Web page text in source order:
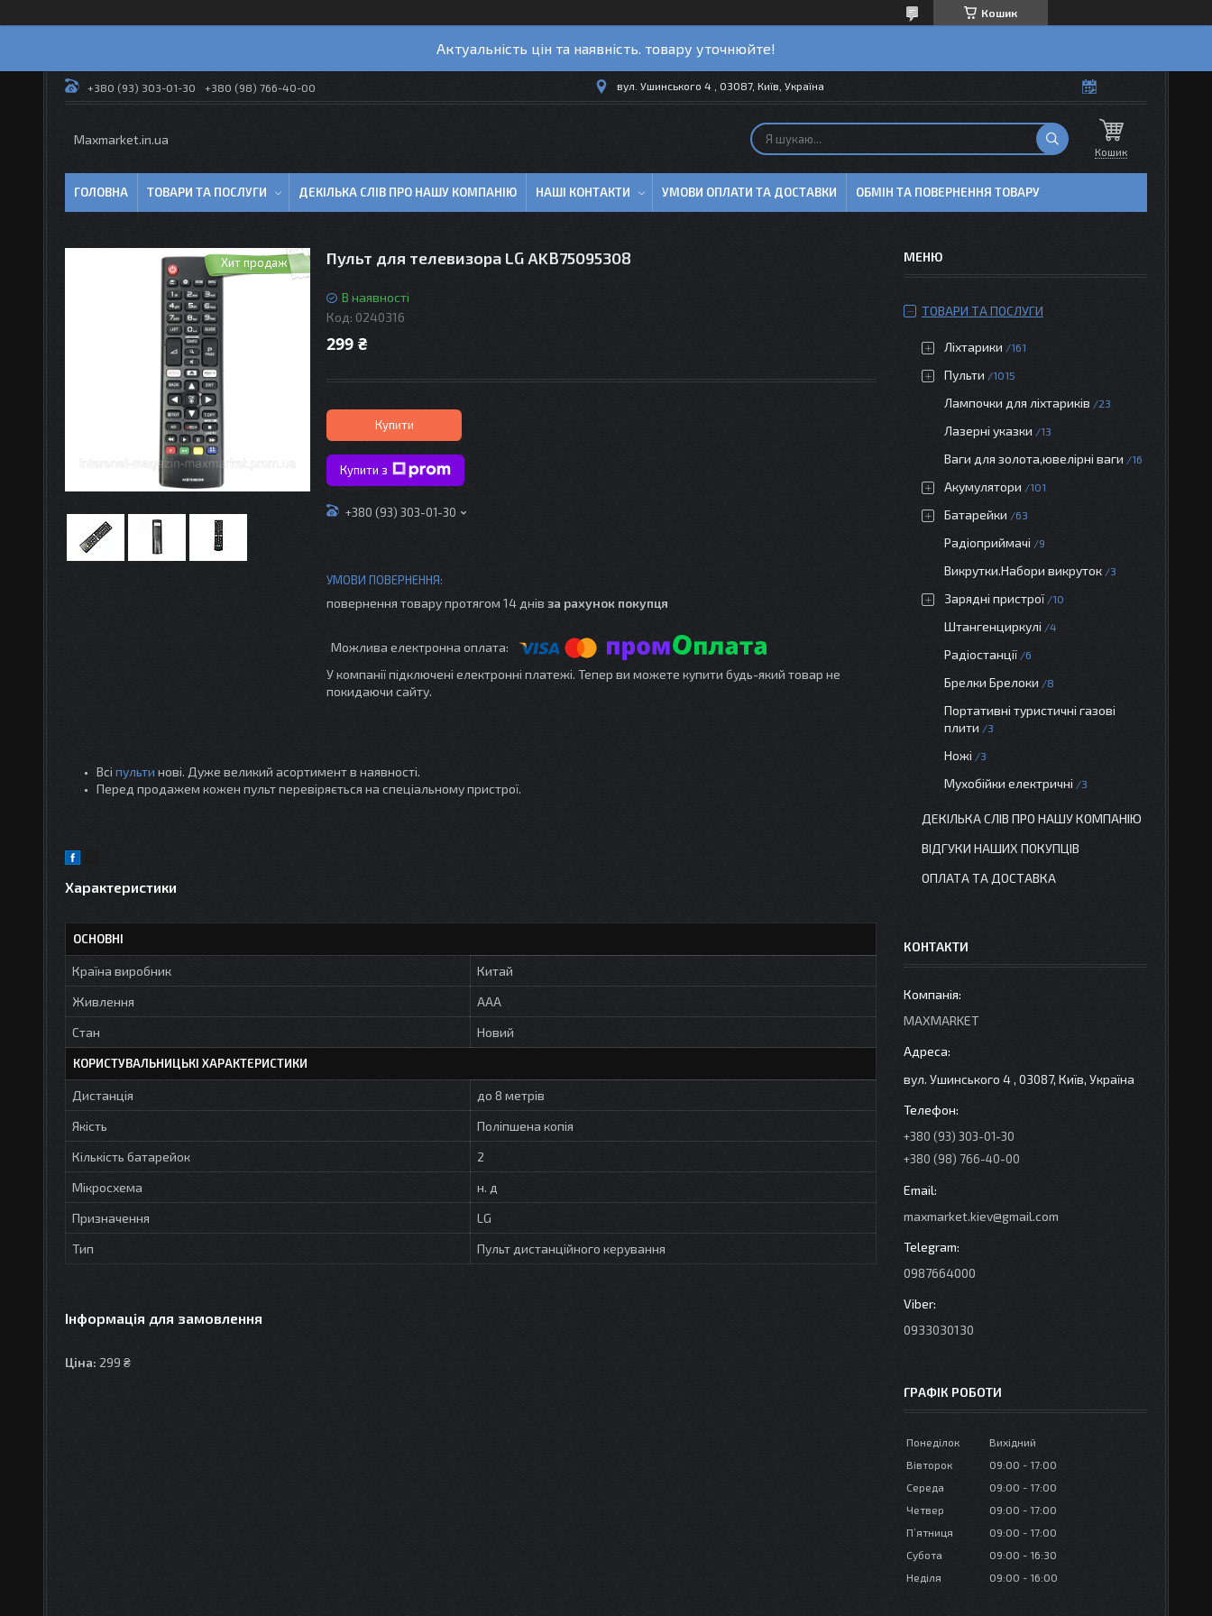
Кошик
Актуальність цін та наявність. товару уточнюйте!
+380 (93) 303-01-30 +380 (98) 766-40-00 вул. Ушинського 4 , 03087, Київ, Україна
Maxmarket.in.ua
Кошик
ГОЛОВНА ТОВАРИ ТА ПОСЛУГИ ДЕКІЛЬКА СЛІВ ПРО НАШУ КОМПАНІЮ НАШІ КОНТАКТИ УМОВИ ОПЛАТИ ТА ДОСТАВКИ ОБМІН ТА ПОВЕРНЕННЯ ТОВАРУ
Хит продаж Пульт для телевизора LG AKB75095308
В наявності
Код: 0240316
299 ₴
Купити
Купити з
+380 (93) 303-01-30
повернення товару протягом 14 днів за рахунок покупця
У компанії підключені електронні платежі. Тепер ви можете купити будь-який товар не
покидаючи сайту.
Всі пульти нові. Дуже великий асортимент в наявності.
Перед продажем кожен пульт перевіряється на спеціальному пристрої.
Характеристики
ОСНОВНІ
Країна виробник
Китай
Живлення
AAA
Стан
Новий
КОРИСТУВАЛЬНИЦЬКІ ХАРАКТЕРИСТИКИ
Дистанція
до 8 метрів
Якість
Поліпшена копія
Кількість батарейок
2
Мікросхема
н. д
Призначення
LG
Тип
Пульт дистанційного керування
Інформація для замовлення
Ціна: 299 ₴
ТОВАРИ ТА ПОСЛУГИ
Ліхтарики 161
Пульти 1015
Лампочки для ліхтариків 23
Лазерні указки 13
Ваги для золота,ювелірні ваги 16
Акумулятори 101
Батарейки 63
Радіоприймачі 9
Викрутки.Набори викруток 3
Зарядні пристрої 10
Штангенциркулі 4
Радіостанції 6
Брелки Брелоки 8
Портативні туристичні газові
плити
3
Ножі 3
Мухобійки електричні 3
ДЕКІЛЬКА СЛІВ ПРО НАШУ КОМПАНІЮ
ВІДГУКИ НАШИХ ПОКУПЦІВ
ОПЛАТА ТА ДОСТАВКА
КОНТАКТИ
MAXMARKET
вул. Ушинського 4 , 03087, Київ, Україна
+380 (93) 303-01-30
+380 (98) 766-40-00
maxmarket.kiev@gmail.com
0987664000
0933030130
ГРАФІК РОБОТИ
Понеділок
Вихідний
Вівторок
09:00
17:00
Середа
09:00
17:00
Четвер
09:00
17:00
Пʼятниця
09:00
17:00
Субота
09:00
16:30
Неділя
09:00 16:00